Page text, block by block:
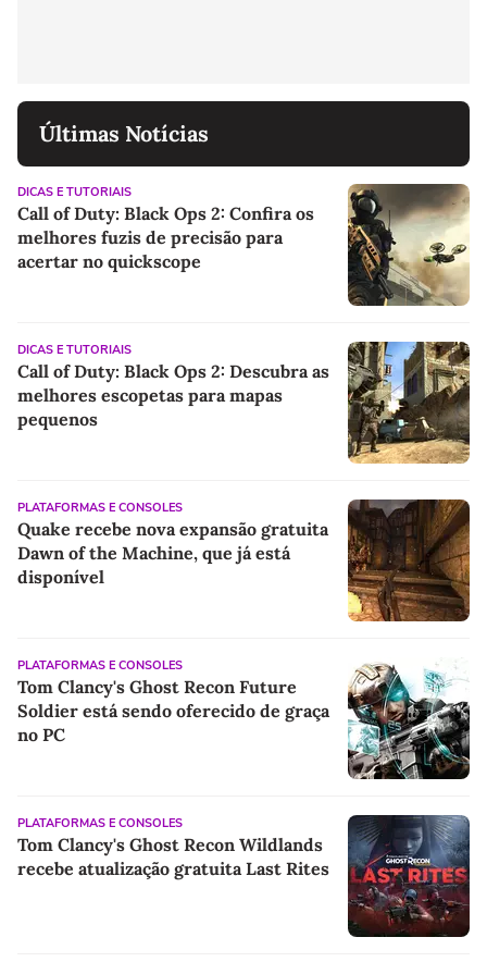
Últimas Notícias
DICAS E TUTORIAIS
Call of Duty: Black Ops 2: Confira os
melhores fuzis de precisão para
acertar no quickscope
DICAS E TUTORIAIS
Call of Duty: Black Ops 2: Descubra as
melhores escopetas para mapas
pequenos
PLATAFORMAS E CONSOLES
Quake recebe nova expansão gratuita
Dawn of the Machine, que já está
disponível
PLATAFORMAS E CONSOLES
Tom Clancy's Ghost Recon Future
Soldier está sendo oferecido de graça
no PC
PLATAFORMAS E CONSOLES
Tom Clancy's Ghost Recon Wildlands
recebe atualização gratuita Last Rites